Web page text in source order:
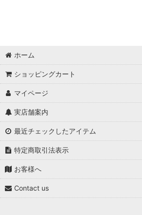
ホーム
ショッピングカート
マイページ
実店舗案内
最近チェックしたアイテム
特定商取引法表示
お客様へ
Contact us